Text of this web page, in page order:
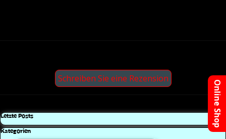
Online Shop
Block überspringen Letzte Posts
Letzte Posts
Block überspringen Kategorien
Kategorien